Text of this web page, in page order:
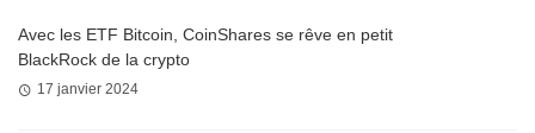
Avec les ETF Bitcoin, CoinShares se rêve en petit
BlackRock de la crypto
17 janvier 2024